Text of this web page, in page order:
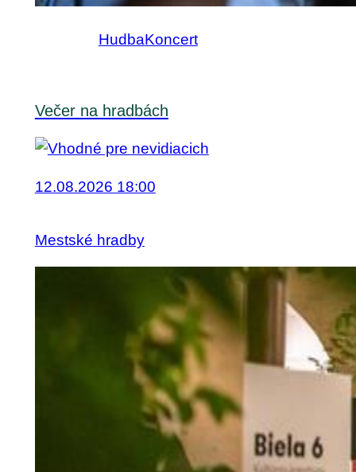
HudbaKoncert
Večer na hradbách
12.08.2026 18:00
Mestské hradby